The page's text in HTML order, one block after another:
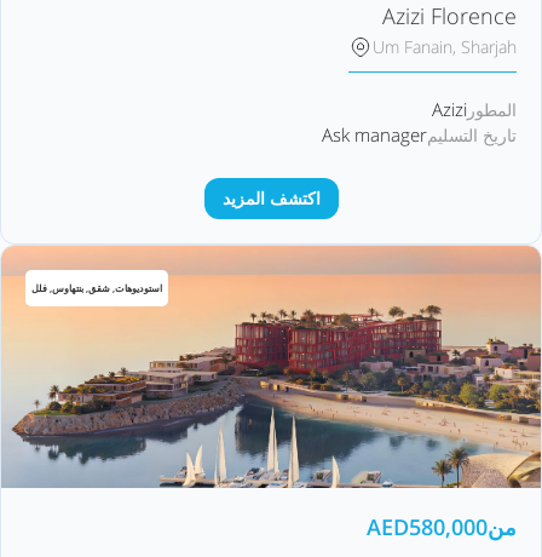
Azizi Florence
Um Fanain, Sharjah
المطور Azizi
تاريخ التسليمAsk manager
اكتشف المزيد
استوديوهات, شقق, بنتهاوس, فلل
من AED580,000